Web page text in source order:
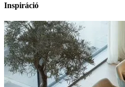
Inspiráció